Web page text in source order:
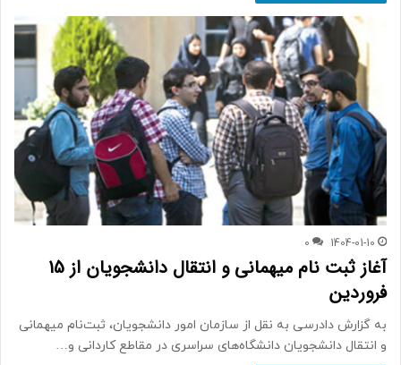
1404-01-10
0
آغاز ثبت ‌نام میهمانی و انتقال دانشجویان از 15
فروردین
به گزارش دادرسی به نقل از سازمان امور دانشجویان، ثبت‌نام میهمانی
و انتقال دانشجویان دانشگاه‌های سراسری در مقاطع کاردانی و…